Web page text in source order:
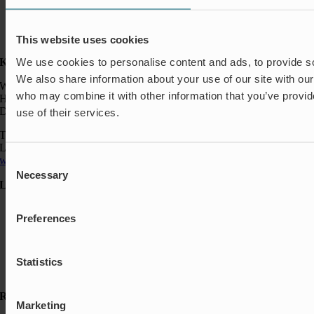
This website uses cookies
We use cookies to personalise content and ads, to provide
We also share information about your use of our site with
who may combine it with other information that you’ve
use of their services.
Consent
Selection
Necessary
Preferences
Statistics
Marketing
Kontakt:
Wapro A/S
Hjorslevvej 27,
DK-5450 Otterup
Telefon: +45 64 82 40 00
Logistik: +45 64 82 40 00
wapro@wapro.com
Løsninger
Boliger
Insektbeskyttelse & Lugtkontrol
Ressourcer